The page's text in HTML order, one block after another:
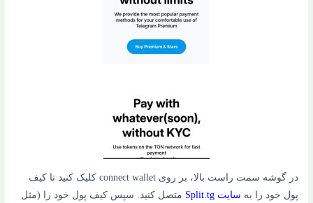
در گوشه سمت راست بالا، بر روی connect wallet کلیک کنید تا کیف
پول خود را به سایت Split.tg
متصل کنید. سپس کیف پول خود را (مثل